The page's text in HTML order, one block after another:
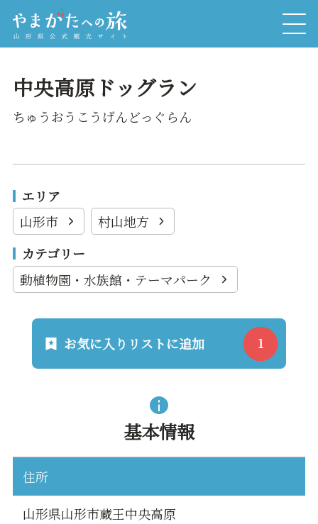
中央高原ドッグラン
ちゅうおうこうげんどっぐらん
エリア
山形市
村山地方
カテゴリー
動植物園・水族館・テーマパーク
お気に入りリストに追加
基本情報
住所
山形県山形市蔵王中央高原